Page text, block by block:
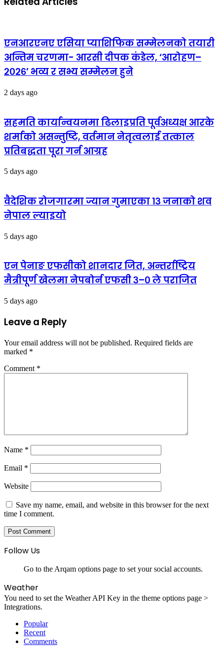
एनआरएनए एसिया प्याशिफिक सम्मेलनको तयारी
अन्तिम चरणमा- आरसी दीपक कंडेल, ‘आरोहण–
२०२६’ भव्य र सभ्य सम्मेलन हुने
2 days ago
सहमति कार्यान्वयनमा ढिलाइप्रति पूर्वअध्यक्ष आरके
शर्माको असन्तुष्टि, वर्तमान नेतृत्वलाई तत्काल
प्रतिबद्धता पूरा गर्न आग्रह
5 days ago
वैदेशिक रोजगारमा ज्यान गुमाएका १३ जनाको शव
नेपाल ल्याइयो
5 days ago
एन पेनाङ एफसीको शानदार जित, अन्तर्राष्ट्रिय
मैत्रीपूर्ण खेलमा नेपबोर्न एफसी ३–० ले पराजित
5 days ago
Leave a Reply
Your email address will not be published. Required fields are
marked *
Comment *
Name *
Email *
Website
Save my name, email, and website in this browser for the next
time I comment.
Follow Us
Go to the Arqam options page to set your social accounts.
Weather
You need to set the Weather API Key in the theme options page >
Integrations.
Popular
Recent
Comments